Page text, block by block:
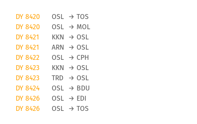
DY 8420 OSL → TOS
DY 8420 OSL → MOL
DY 8421 KKN → OSL
DY 8421 ARN → OSL
DY 8422 OSL → CPH
DY 8423 KKN → OSL
DY 8423 TRD → OSL
DY 8424 OSL → BDU
DY 8426 OSL → EDI
DY 8426 OSL → TOS